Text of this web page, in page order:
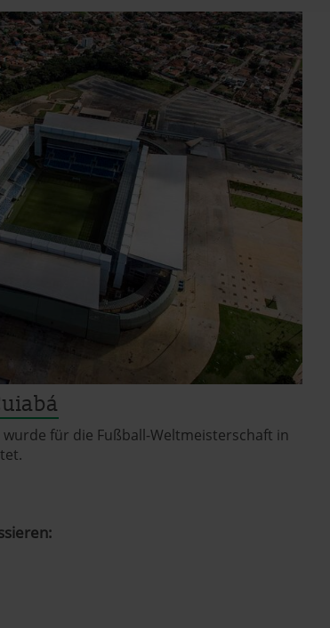
zu betreiben. Du kannst in den Einsatz der
»Akzeptieren« einwilligen oder dich per Klick auf
bzw. von dir ausgewählten Cookies. Du
jederzeit abwählen. Weitere Hinweise zu den
»Marketing« und »Statistik«) erhältst du in der
| Impressum
wurde für die Fußball-Weltmeisterschaft in